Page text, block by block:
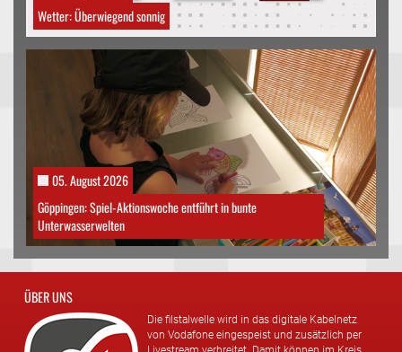
Wetter: Überwiegend sonnig
05. August 2026
Göppingen: Spiel-Aktionswoche entführt in bunte
Unterwasserwelten
ÜBER UNS
Die filstalwelle wird in das digitale Kabelnetz
von Vodafone eingespeist und zusätzlich per